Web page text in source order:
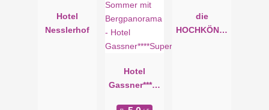
Hotel
Nesslerhof
Hotel
Gassner****S
die
HOCHKÖNIG